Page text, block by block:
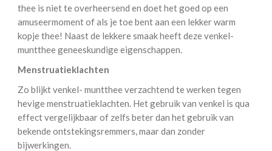
thee is niet te overheersend en doet het goed op een
amuseermoment of als je toe bent aan een lekker warm
kopje thee! Naast de lekkere smaak heeft deze venkel-
muntthee geneeskundige eigenschappen.
Menstruatieklachten
Zo blijkt venkel- muntthee verzachtend te werken tegen
hevige menstruatieklachten. Het gebruik van venkel is qua
effect vergelijkbaar of zelfs beter dan het gebruik van
bekende ontstekingsremmers, maar dan zonder
bijwerkingen.